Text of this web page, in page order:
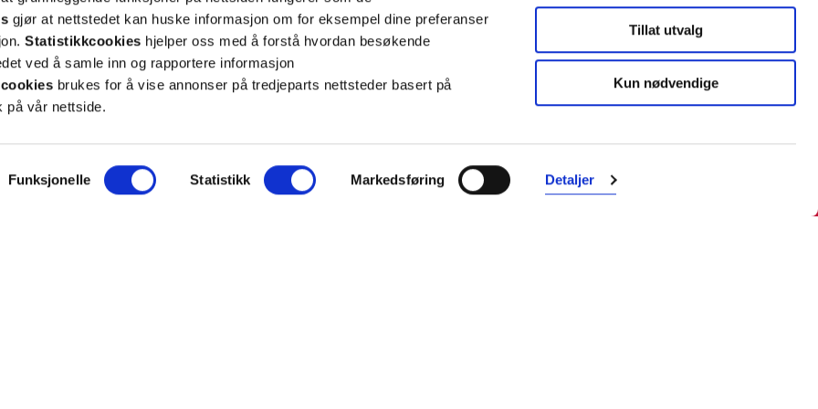
gjør at nettstedet kan huske informasjon om for eksempel dine preferanser
Statistikkcookies hjelper oss med å forstå hvordan besøkende
ved å samle inn og rapportere informasjon
brukes for å vise annonser på tredjeparts nettsteder basert på
på vår nettside.
Funksjonelle Statistikk Markedsføring Detaljer
Tillat utvalg
Kun nødvendige